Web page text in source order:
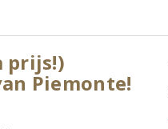
prijs!)
Piemonte!